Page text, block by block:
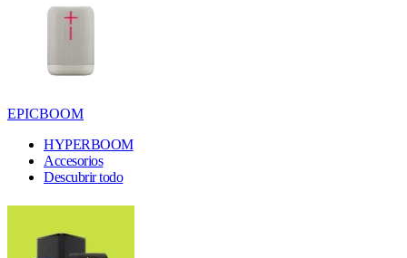
EPICBOOM
HYPERBOOM
Accesorios
Descubrir todo